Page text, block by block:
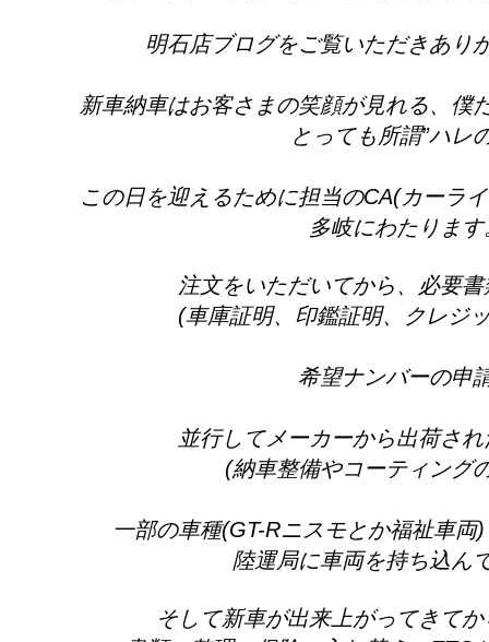
明石店ブログをご覧いただきあり
新車納車はお客さまの笑顔が見れる、僕
とっても所謂”ハレ
この日を迎えるために担当のCA(カーラ
多岐にわたります
注文をいただいてから、必要
(車庫証明、印鑑証明、クレジ
希望ナンバーの申
並行してメーカーから出荷さ
(納車整備やコーティング
一部の車種(GT-Rニスモとか福祉車両
陸運局に車両を持ち込ん
そして新車が出来上がってきて